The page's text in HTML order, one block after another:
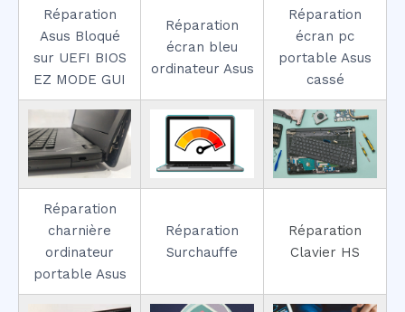
Réparation
Asus Bloqué
sur UEFI BIOS
EZ MODE GUI
Réparation
écran bleu
ordinateur Asus
Réparation
écran pc
portable Asus
cassé
Réparation
charnière
ordinateur
portable Asus
Réparation
Surchauffe
Réparation
Clavier HS